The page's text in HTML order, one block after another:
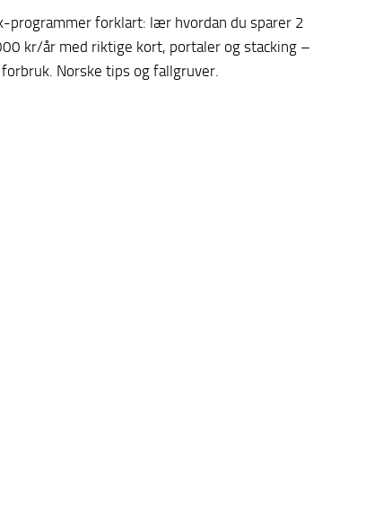
programmer forklart: lær hvordan du sparer 2
kr/år med riktige kort, portaler og stacking –
Norske tips og fallgruver.